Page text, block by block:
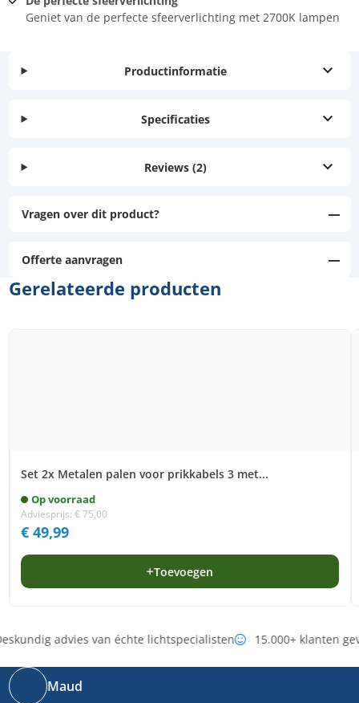
Geniet van de perfecte sfeerverlichting met 2700K lampen
Productinformatie
Specificaties
Reviews (2)
Vragen over dit product?
Offerte aanvragen
Gerelateerde producten
Set 2x Metalen palen voor prikkabels 3 met...
Op voorraad
Adviesprijs: €75,00
€49,99
Toevoegen
advies van échte lichtspecialisten 15.000+ klanten
Maud